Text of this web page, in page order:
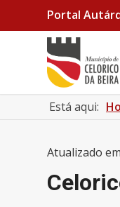
Portal
Está aqui:
Atualizado em